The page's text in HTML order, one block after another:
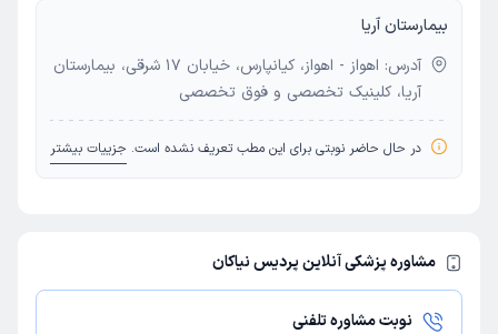
بیمارستان آریا
آدرس: اهواز - اهواز، کیانپارس، خیابان 17 شرقی، بیمارستان
آریا، کلینیک تخصصی و فوق تخصصی
در حال حاضر نوبتی برای این مطب تعریف نشده است. جزییات بیشتر
مشاوره پزشکی آنلاین پردیس نیاکان
نوبت مشاوره تلفنی